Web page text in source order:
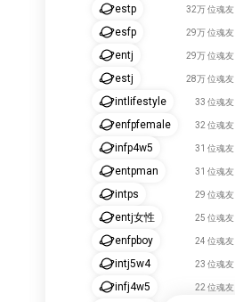
estp 32万 位魂友
esfp 29万 位魂友
entj 29万 位魂友
estj 28万 位魂友
intlifestyle 33 位魂友
enfpfemale 32 位魂友
infp4w5 31 位魂友
entpman 31 位魂友
intps 29 位魂友
entj女性 25 位魂友
enfpboy 24 位魂友
intj5w4 23 位魂友
infj4w5 22 位魂友